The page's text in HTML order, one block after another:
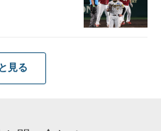
見る